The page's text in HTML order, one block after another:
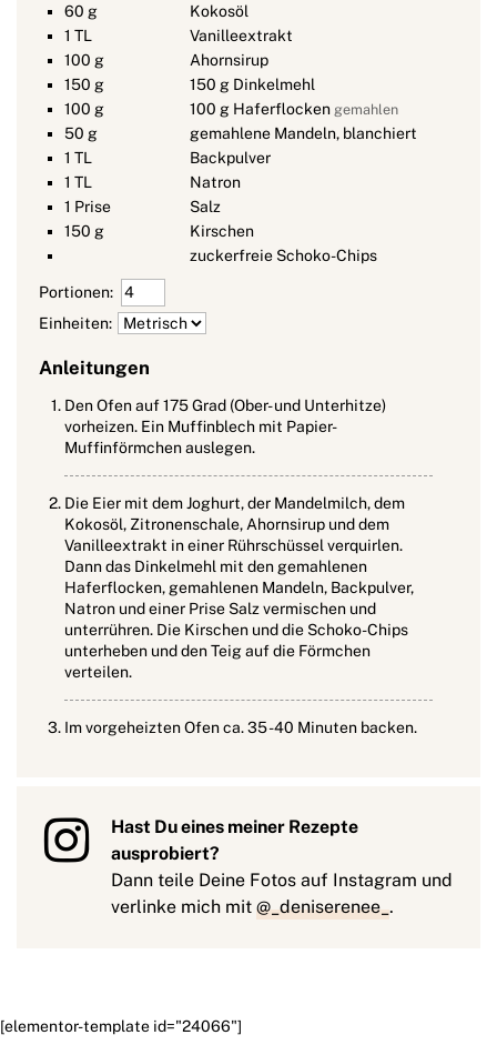
60 g
Kokosöl
1 TL
Vanilleextrakt
100 g
Ahornsirup
150 g
150 g Dinkelmehl
100 g 100 g Haferflocken gemahlen
50 g
gemahlene Mandeln, blanchiert
1 TL
Backpulver
1 TL
Natron
1 Prise
Salz
150 g
Kirschen
zuckerfreie Schoko-Chips
Portionen:
Einheiten:
Anleitungen
Den Ofen auf 175 Grad (Ober- und Unterhitze)
vorheizen. Ein Muffinblech mit Papier-
Muffinförmchen auslegen.
Die Eier mit dem Joghurt, der Mandelmilch, dem
Kokosöl, Zitronenschale, Ahornsirup und dem
Vanilleextrakt in einer Rührschüssel verquirlen.
Dann das Dinkelmehl mit den gemahlenen
Haferflocken, gemahlenen Mandeln, Backpulver,
Natron und einer Prise Salz vermischen und
unterrühren. Die Kirschen und die Schoko-Chips
unterheben und den Teig auf die Förmchen
verteilen.
Im vorgeheizten Ofen ca. 35 -40 Minuten backen.
Hast Du eines meiner Rezepte
ausprobiert?
Dann teile Deine Fotos auf Instagram und
verlinke mich mit @_deniserenee_.
[elementor-template id="24066"]